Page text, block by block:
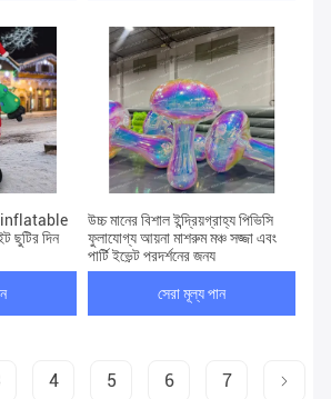
inflatable
ছুটির দিন
উচ্চ মানের বিশাল ইন্দ্রিয়গ্রাহ্য পিভিসি
ফুলাযোগ্য আয়না মাশরুম মঞ্চ সজ্জা এবং
পার্টি ইভেন্ট প্রদর্শনের জন্য
সেরা মূল্য পান
4 5 6 7